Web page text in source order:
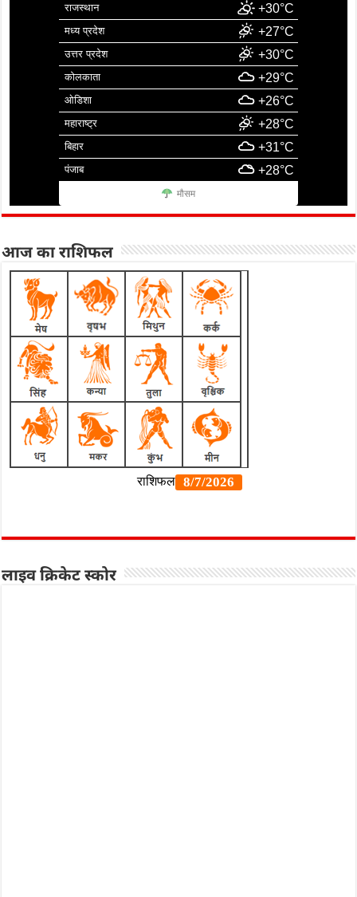
राजस्थान +30°C
मध्य प्रदेश +27°C
उत्तर प्रदेश +30°C
कोलकाता +29°C
ओडिशा +26°C
महाराष्ट्र +28°C
बिहार +31°C
पंजाब +28°C
मौसम
आज का राशिफल
लाइव क्रिकेट स्कोर